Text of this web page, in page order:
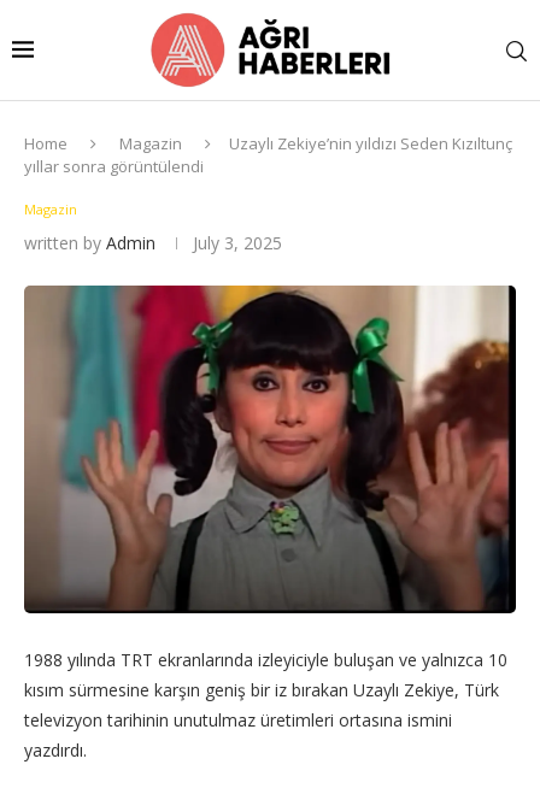
Home Magazin
Uzaylı Zekiye’nin yıldızı Seden Kızıltunç
yıllar sonra görüntülendi
Magazin
written by Admin July 3, 2025
1988 yılında TRT ekranlarında izleyiciyle buluşan ve yalnızca 10
kısım sürmesine karşın geniş bir iz bırakan Uzaylı Zekiye, Türk
televizyon tarihinin unutulmaz üretimleri ortasına ismini
yazdırdı.